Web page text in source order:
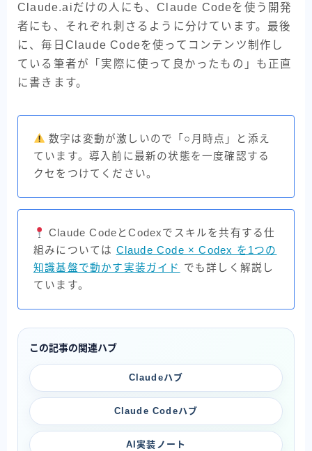
AIを動かす環境
お問い合わせ
Claude.aiだけの人にも、Claude Codeを使う開発
者にも、それぞれ刺さるように分けています。最後
に、毎日Claude Codeを使ってコンテンツ制作し
ている筆者が「実際に使って良かったもの」も正直
に書きます。
数字は変動が激しいので「○月時点」と添え
ています。導入前に最新の状態を一度確認する
クセをつけてください。
Claude CodeとCodexでスキルを共有する仕
組みについては Claude Code × Codex を1つの
知識基盤で動かす実装ガイド
でも詳しく解説し
ています。
この記事の関連ハブ
Claudeハブ
Claude Codeハブ
AI実装ノート